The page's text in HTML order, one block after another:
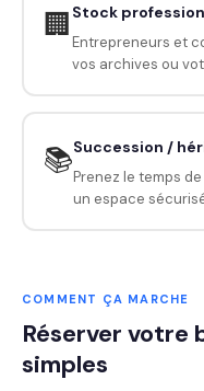
🏢 Stock
Entrepreneurs et
vos archives ou
📚Succession /
Prenez le temps
un espace
COMMENT ÇA MARCHE
Réserver votre
simples